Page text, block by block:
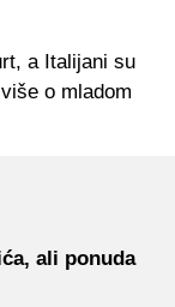
a Italijani su
o mladom
ali ponuda